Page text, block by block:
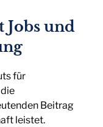
und
für
Beitrag
leistet.